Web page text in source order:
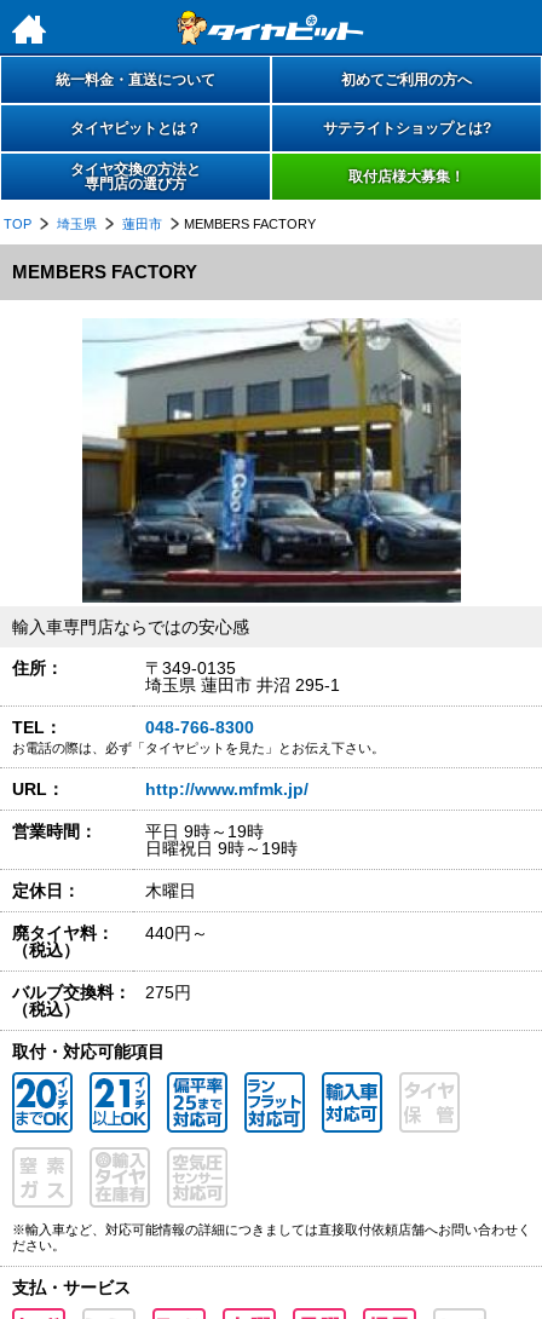
h
統一料金・直送について 初めてご利用の方へ
タイヤピットとは？ サテライトショップとは?
タイヤ交換の方法と
専門店の選び方
取付店様大募集！
TOP 埼玉県 蓮田市 MEMBERS FACTORY
MEMBERS FACTORY
輸入車専門店ならではの安心感
住所：
〒349-0135
埼玉県 蓮田市 井沼 295-1
TEL： 048-766-8300
お電話の際は、必ず「タイヤピットを見た」とお伝え下さい。
URL： http://www.mfmk.jp/
営業時間：
平日 9時～19時
日曜祝日 9時～19時
定休日： 木曜日
廃タイヤ料：
（税込）
440円～
バルブ交換料：
（税込）
275円
取付・対応可能項目
※輸入車など、対応可能情報の詳細につきましては直接取付依頼店舗へお問い合わせく
ださい。
支払・サービス